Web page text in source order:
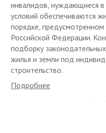
инвалидов, нуждающиеся
условий обеспечиваются
порядке,
Российской Федерации.
подборку
жилья и земли под
строительство.
Подробнее